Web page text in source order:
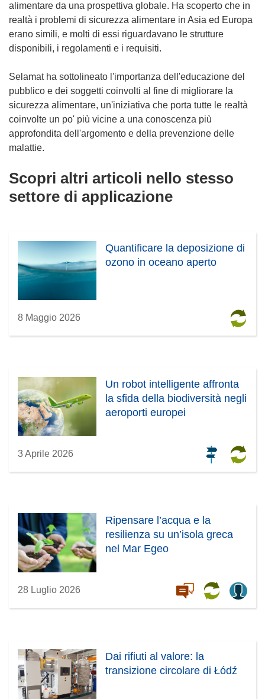
alimentare da una prospettiva globale. Ha scoperto che in
realtà i problemi di sicurezza alimentare in Asia ed Europa
erano simili, e molti di essi riguardavano le strutture
disponibili, i regolamenti e i requisiti.
Selamat ha sottolineato l'importanza dell'educazione del
pubblico e dei soggetti coinvolti al fine di migliorare la
sicurezza alimentare, un'iniziativa che porta tutte le realtà
coinvolte un po' più vicine a una conoscenza più
approfondita dell'argomento e della prevenzione delle
malattie.
Scopri altri articoli nello stesso
settore di applicazione
Quantificare la deposizione di
ozono in oceano aperto
8 Maggio 2026
Un robot intelligente affronta
la sfida della biodiversità negli
aeroporti europei
3 Aprile 2026
Ripensare l’acqua e la
resilienza su un’isola greca
nel Mar Egeo
28 Luglio 2026
Dai rifiuti al valore: la
transizione circolare di Łódź